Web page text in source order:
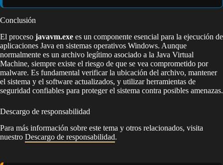
Conclusión
El proceso javavm.exe es un componente esencial para la ejecución de
aplicaciones Java en sistemas operativos Windows. Aunque
normalmente es un archivo legítimo asociado a la Java Virtual
Machine, siempre existe el riesgo de que se vea comprometido por
malware. Es fundamental verificar la ubicación del archivo, mantener
el sistema y el software actualizados, y utilizar herramientas de
seguridad confiables para proteger el sistema contra posibles amenazas.
Descargo de responsabilidad
Para más información sobre este tema y otros relacionados, visita
nuestro Descargo de responsabilidad.